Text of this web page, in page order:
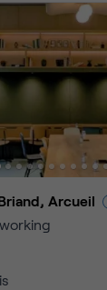
Arcueil